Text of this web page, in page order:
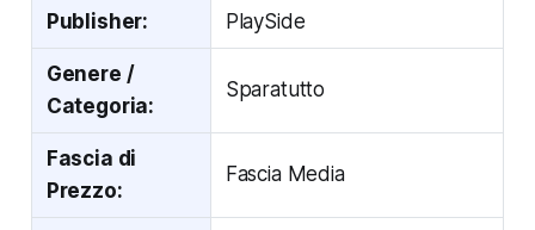
Publisher: PlaySide
Genere /
Categoria:
Sparatutto
Fascia di
Prezzo:
Fascia Media